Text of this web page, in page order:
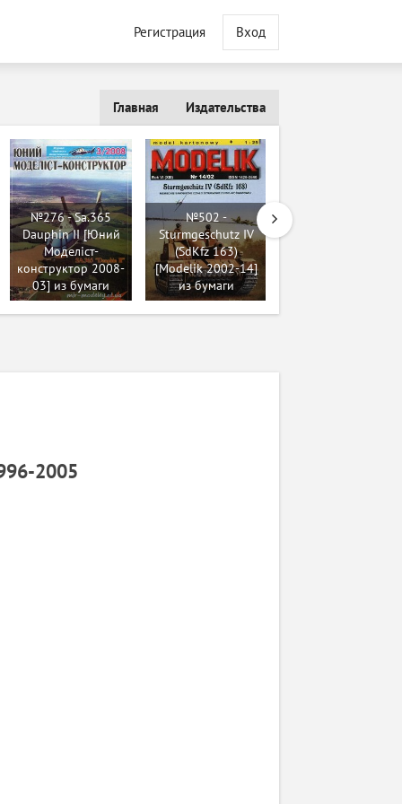
Регистрация Вход
Издательства
Главная
№276 - Sa.365
Dauphin II [Юний
Моделіст-
конструктор 2008-
03] из бумаги
№502 -
Sturmgeschutz IV
(SdKfz 163)
[Modelik 2002-14]
из бумаги
бомбардировщик
2005